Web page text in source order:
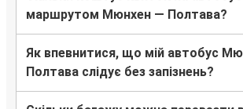
маршрутом Мюнхен — Полтава?
Як впевнитися, що мій автобус
Полтава слідує без запізнень?